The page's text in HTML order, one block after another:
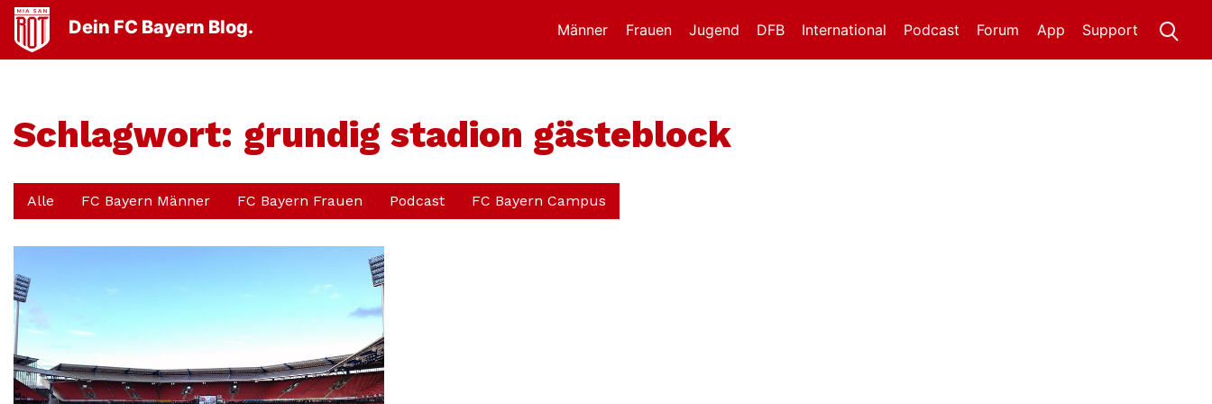
Dein FC Bayern Blog. Männer Frauen Jugend DFB International Support
App
Forum
Podcast
Schlagwort: grundig stadion gästeblock
Alle FC Bayern Männer FC Bayern Frauen Podcast FC Bayern Campus